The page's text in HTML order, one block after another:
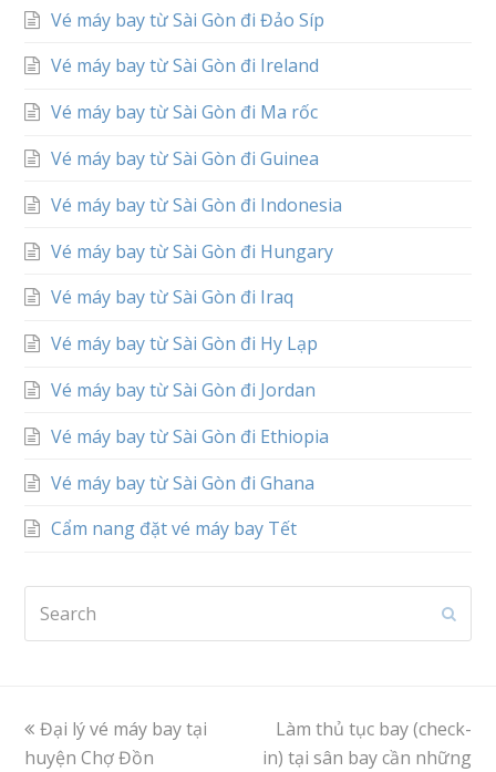
Vé máy bay từ Sài Gòn đi Đảo Síp
Vé máy bay từ Sài Gòn đi Ireland
Vé máy bay từ Sài Gòn đi Ma rốc
Vé máy bay từ Sài Gòn đi Guinea
Vé máy bay từ Sài Gòn đi Indonesia
Vé máy bay từ Sài Gòn đi Hungary
Vé máy bay từ Sài Gòn đi Iraq
Vé máy bay từ Sài Gòn đi Hy Lạp
Vé máy bay từ Sài Gòn đi Jordan
Vé máy bay từ Sài Gòn đi Ethiopia
Vé máy bay từ Sài Gòn đi Ghana
Cẩm nang đặt vé máy bay Tết
previous
post:
Đại lý vé máy bay tại
huyện Chợ Đồn
next
post:
Làm thủ tục bay (check-
in) tại sân bay cần những